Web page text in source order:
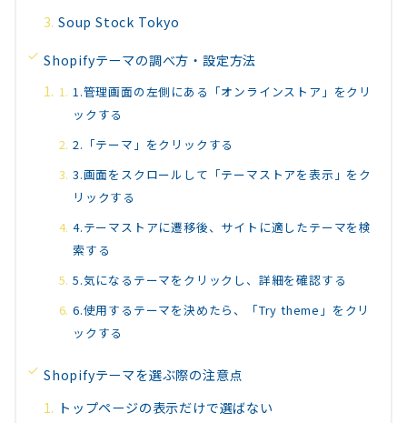
Soup Stock Tokyo
Shopifyテーマの調べ方・設定方法
1.管理画面の左側にある「オンラインストア」をクリ
ックする
2.「テーマ」をクリックする
3.画面をスクロールして「テーマストアを表示」をク
リックする
4.テーマストアに遷移後、サイトに適したテーマを検
索する
5.気になるテーマをクリックし、詳細を確認する
6.使用するテーマを決めたら、「Try theme」をクリ
ックする
Shopifyテーマを選ぶ際の注意点
トップページの表示だけで選ばない